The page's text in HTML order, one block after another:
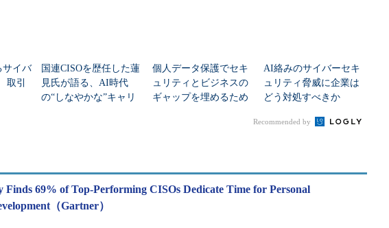
サイバ
引
国連CISOを歴任した蓮
見氏が語る、AI時代
の“しなやかな”キャリ
個人データ保護でセキ
ュリティとビジネスの
ギャップを埋めるため
AI絡みのサイバーセキ
ュリティ脅威に企業は
どう対処すべきか
Recommended by
Finds 69% of Top-Performing CISOs Dedicate Time for Personal
（Gartner）